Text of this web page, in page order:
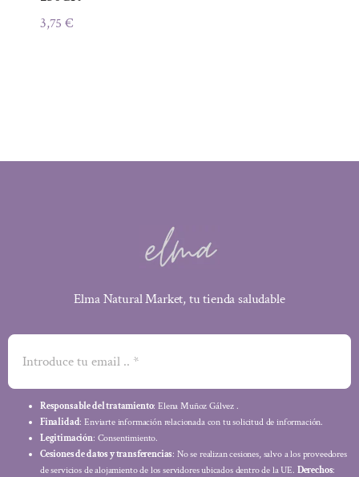
3,75€
Elma Natural Market, tu tienda saludable
Responsable del tratamiento: Elena Muñoz Gálvez .
Finalidad: Enviarte información relacionada con tu solicitud de información.
Legitimación: Consentimiento.
Cesiones de datos y transferencias: No se realizan cesiones, salvo a los proveedores
de servicios de alojamiento de los servidores ubicados dentro de la UE. Derechos: